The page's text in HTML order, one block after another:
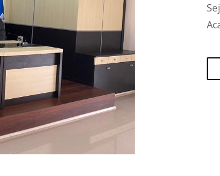
Sejalan dengan tugas
Acara Sidang Pertimbangan Landreform Kota Binjai dilaksanakan di